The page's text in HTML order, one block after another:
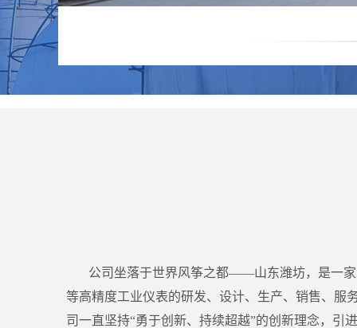
公司坐落于世界风筝之都——山东潍坊，是一
等高精度工业仪表的研发、设计、生产、销售、服
司一直坚持“勇于创新、持续超越”的创新理念，引